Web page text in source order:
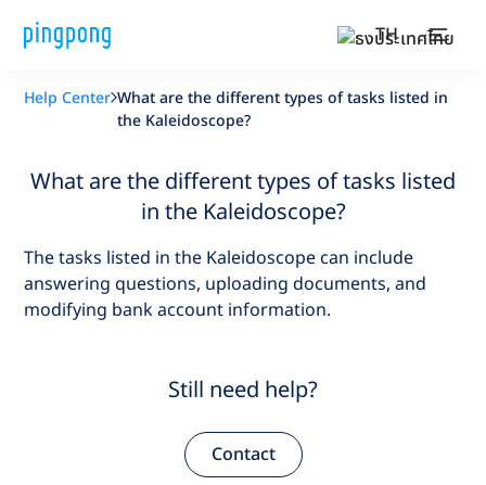
TH
Help Center What are the different types of tasks listed in
the Kaleidoscope?
What are the different types of tasks listed
in the Kaleidoscope?
The tasks listed in the Kaleidoscope can include
answering questions, uploading documents, and
modifying bank account information.
Still need help?
Contact